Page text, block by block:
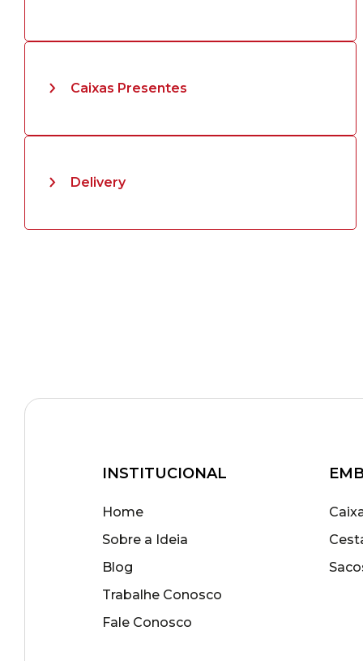
Caixas Presentes
Delivery
INSTITUCIONAL
Home
Sobre a Ideia
Blog
Trabalhe Conosco
Fale Conosco